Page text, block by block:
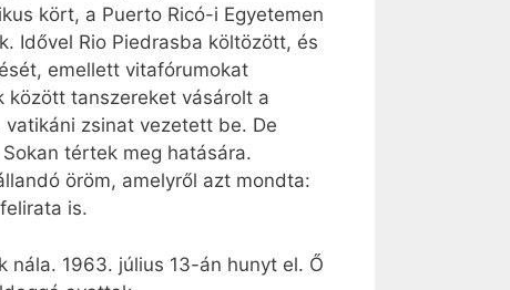
kört, a Puerto Ricó-i Egyetemen
Idővel Rio Piedrasba költözött, és
emellett vitafórumokat
tanszereket vásárolt a
zsinat vezetett be. De
tértek meg hatására.
öröm, amelyről azt mondta:
is.
nála. 1963. július 13-án hunyt el. Ő